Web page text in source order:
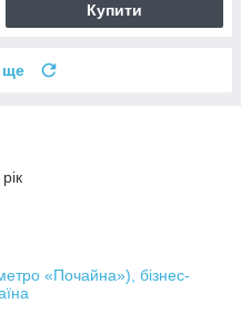
Купити
ще
«Почайна»), бізнес-